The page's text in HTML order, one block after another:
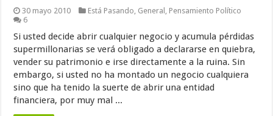
30 mayo 2010 Está Pasando, General , Pensamiento Político
6
Si usted decide abrir cualquier negocio y acumula pérdidas
supermillonarias se verá obligado a declararse en quiebra,
vender su patrimonio e irse directamente a la ruina. Sin
embargo, si usted no ha montado un negocio cualquiera
sino que ha tenido la suerte de abrir una entidad
financiera, por muy mal ...